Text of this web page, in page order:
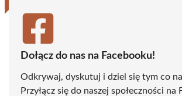
Dołącz do nas na Facebooku!
Odkrywaj, dyskutuj i dziel się tym co
Przyłącz się do naszej społeczności na